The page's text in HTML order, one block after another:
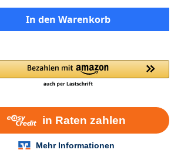
In den Warenkorb